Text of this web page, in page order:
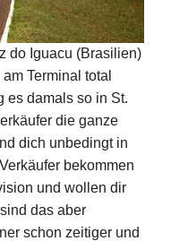
do Iguacu (Brasilien)
Terminal total
es damals so in St.
die ganze
dich unbedingt in
bekommen
und wollen dir
das aber
schon zeitiger und